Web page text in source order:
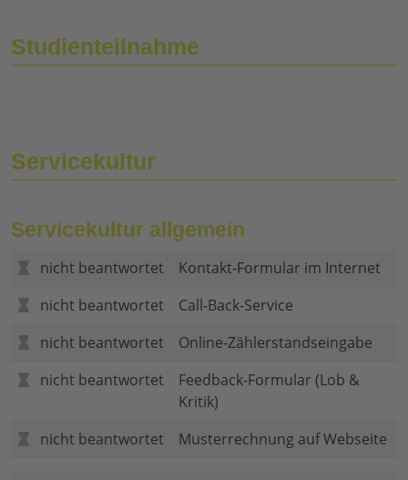
Studienteilnahme
Servicekultur
Servicekultur allgemein
nicht beantwortet
Kontakt-Formular im Internet
nicht beantwortet
Call-Back-Service
nicht beantwortet
Online-Zählerstandseingabe
nicht beantwortet
Feedback-Formular (Lob &
Kritik)
nicht beantwortet
Musterrechnung auf Webseite